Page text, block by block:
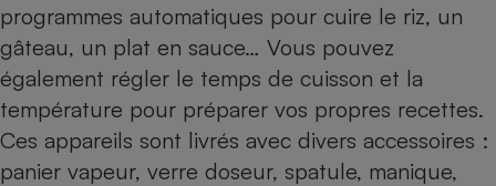
programmes automatiques pour cuire le riz, un
gâteau, un plat en sauce… Vous pouvez
également régler le temps de cuisson et la
température pour préparer vos propres recettes.
Ces appareils sont livrés avec divers accessoires :
panier vapeur, verre doseur, spatule, manique,
Antivirus
Climatiseur -